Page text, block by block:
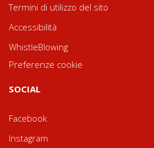
Termini di utilizzo del sito
Accessibilità
WhistleBlowing
Preferenze cookie
SOCIAL
Facebook
Instagram